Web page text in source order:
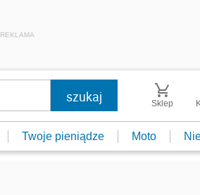
REKLAMA
Sklep
Twoje pieniądze Moto